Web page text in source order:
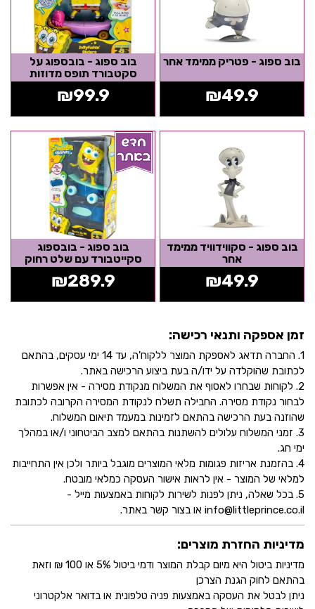
בוב ספוג - פטריק ממימד אחר
₪49.9
בוב ספוג - בובספוג על
סקטבורד תופס מדוזות
₪99.9
בוב ספוג - סקווידוויד ממימד
אחר
₪49.9
בוב ספוג - בובספוג
סקייטבורד עם שלט רחוק
₪289.9
זמן אספקה ותנאי רכישה:
1. החברה תדאג לאספקת המוצר ללקוח'ה, עד 14 ימי עסקים, בהתאם
לכתובת שהוקלדה על ידו/ה בעת ביצוע הרכישה באתר.
2. לקוחות שבחרו לאסוף את המשלוח מנקודת מסירה - אין אפשרות
לבחור נקודת מסירה. החבילה תשלח לנקודת המסירה הקרובה לכתובת
שהוזנה בעת הרכישה בהתאם לזמינות במעמד תיאום המשלוח.
3. זמני המשלוח עלולים להשתנות בהתאם למצב הביטחוני ו/או במהלך
ימי חג.
4. בהזמנת אריזות פגומות מלאי המוצרים מוגבל ביותר ולכן אין התחייבות
למלאי של המוצר - אין לראות אישור העסקה כמלאי מובטח.
5. בכל שאלה, ניתן לפנות לשירות לקוחות באמצעות מייל -
info@littleprince.co.il או בצור קשר באתר.
מדיניות החזרת מוצרים:
מדיניות ביטול היא מיום קבלת המוצר ודמי ביטול 5% או 100 ₪ וזאת
בהתאם לחוק הגנת הצרכן
ניתן לבטל את העסקה באמצעות פניה טלפונית או בדואר אלקטרוני